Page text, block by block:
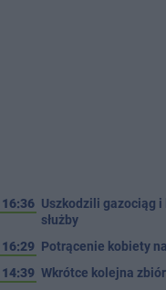
16:36 Uszkodzili gazociąg
służby
16:29 Potrącenie kobiety
14:39 Wkrótce kolejna